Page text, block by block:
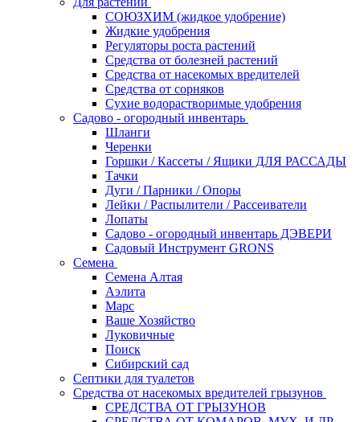
СОЮЗХИМ (жидкое удобрение)
Жидкие удобрения
Регуляторы роста растений
Средства от болезней растений
Средства от насекомых вредителей
Средства от сорняков
Сухие водорастворимые удобрения
Садово - огородный инвентарь
Шланги
Черенки
Горшки / Кассеты / Ящики ДЛЯ РАССАДЫ
Тачки
Дуги / Парники / Опоры
Лейки / Распылители / Рассеиватели
Лопаты
Садово - огородный инвентарь ДЭВЕРИ
Садовый Инструмент GRONS
Семена
Семена Алтая
Аэлита
Марс
Ваше Хозяйство
Луковичные
Поиск
Сибирский сад
Септики для туалетов
Средства от насекомых вредителей грызунов
СPEДСТВА ОТ ГРЫЗУНОВ